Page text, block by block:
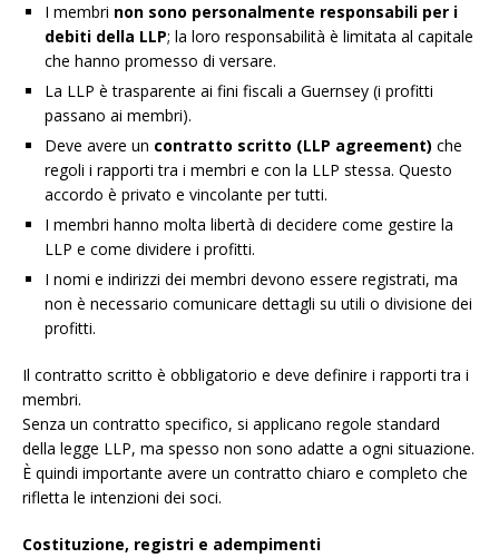
I membri non sono personalmente responsabili per i
debiti della LLP; la loro responsabilità è limitata al capitale
che hanno promesso di versare.
La LLP è trasparente ai fini fiscali a Guernsey (i profitti
passano ai membri).
Deve avere un contratto scritto (LLP agreement) che
regoli i rapporti tra i membri e con la LLP stessa. Questo
accordo è privato e vincolante per tutti.
I membri hanno molta libertà di decidere come gestire la
LLP e come dividere i profitti.
I nomi e indirizzi dei membri devono essere registrati, ma
non è necessario comunicare dettagli su utili o divisione dei
profitti.
Il contratto scritto è obbligatorio e deve definire i rapporti tra i
membri.
Senza un contratto specifico, si applicano regole standard
della legge LLP, ma spesso non sono adatte a ogni situazione.
È quindi importante avere un contratto chiaro e completo che
rifletta le intenzioni dei soci.
Costituzione, registri e adempimenti